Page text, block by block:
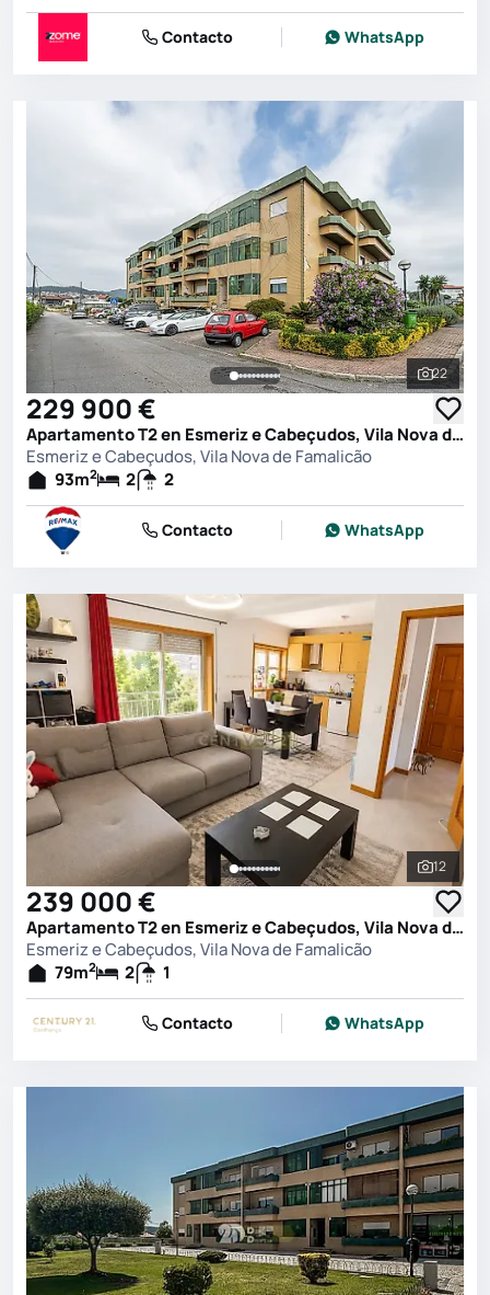
Contacto WhatsApp
Ver
22
229 900 €
Apartamento T2 en Esmeriz e Cabeçudos, Vila Nova de Famalicão
Esmeriz e Cabeçudos, Vila Nova de Famalicão
93m2 2 2
Contacto WhatsApp
Ver
12
239 000 €
Apartamento T2 en Esmeriz e Cabeçudos, Vila Nova de Famalicão
Esmeriz e Cabeçudos, Vila Nova de Famalicão
79m2 2 1
Contacto WhatsApp